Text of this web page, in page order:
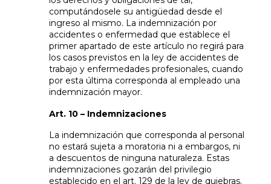
computándosele su antigüedad desde el
ingreso al mismo. La indemnización por
accidentes o enfermedad que establece el
primer apartado de este artículo no regirá para
los casos previstos en la ley de accidentes de
trabajo y enfermedades profesionales, cuando
por esta última corresponda al empleado una
indemnización mayor.
Art. 10 – Indemnizaciones
La indemnización que corresponda al personal
no estará sujeta a moratoria ni a embargos, ni
a descuentos de ninguna naturaleza. Estas
indemnizaciones gozarán del privilegio
establecido en el art. 129 de la ley de quiebras.